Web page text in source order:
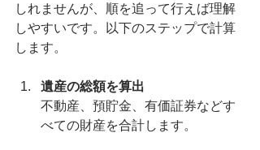
しれませんが、順を追って行えば理解
しやすいです。以下のステップで計算
します。
遺産の総額を算出
不動産、預貯金、有価証券などす
べての財産を合計します。